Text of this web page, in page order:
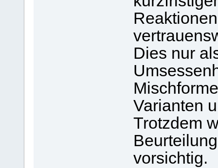
Dies nur
Varianten
Trotzdem
vorsichtig.